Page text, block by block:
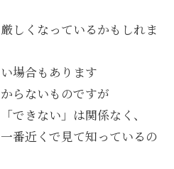
しくなっているかもしれま
場合もあります
らないものですが
できない」は関係なく、
番近くで見て知っているの